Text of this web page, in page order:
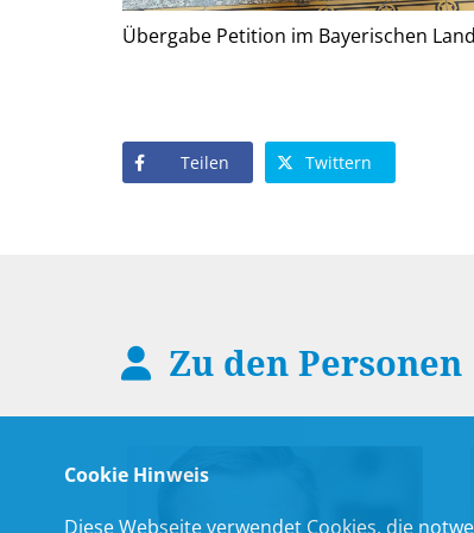
Übergabe Petition im Bayerischen
Teilen Twittern
Zu den Personen
Cookie Hinweis
Diese Webseite verwendet Cookies, die